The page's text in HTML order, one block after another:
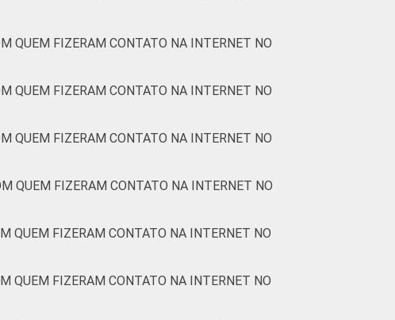
QUEM FIZERAM CONTATO NA INTERNET NO
QUEM FIZERAM CONTATO NA INTERNET NO
QUEM FIZERAM CONTATO NA INTERNET NO
QUEM FIZERAM CONTATO NA INTERNET NO
QUEM FIZERAM CONTATO NA INTERNET NO
QUEM FIZERAM CONTATO NA INTERNET NO